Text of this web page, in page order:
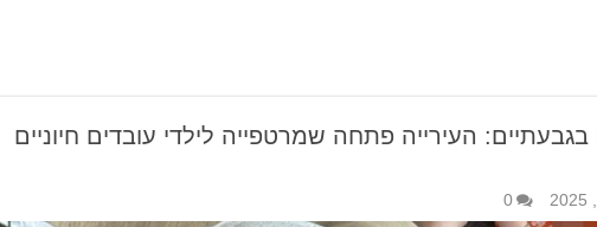
העירייה פתחה שמרטפייה לילדי עובדים חיוניים
0